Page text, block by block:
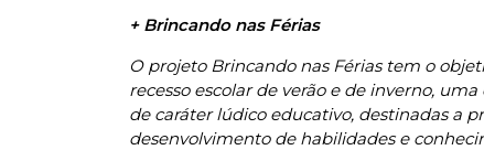
+ Brincando nas Férias
O projeto Brincando nas Férias tem o
recesso escolar de verão e de inverno,
de caráter lúdico educativo, destinadas a
desenvolvimento de habilidades e